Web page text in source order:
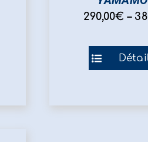
290,00€ –
Ce